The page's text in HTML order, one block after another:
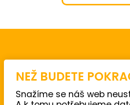
JR STaKR
U Stadionu
792 01
NEŽ BUDETE
Snažíme se náš web